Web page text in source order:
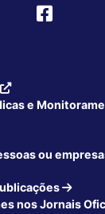
e
ou
nos Jornais